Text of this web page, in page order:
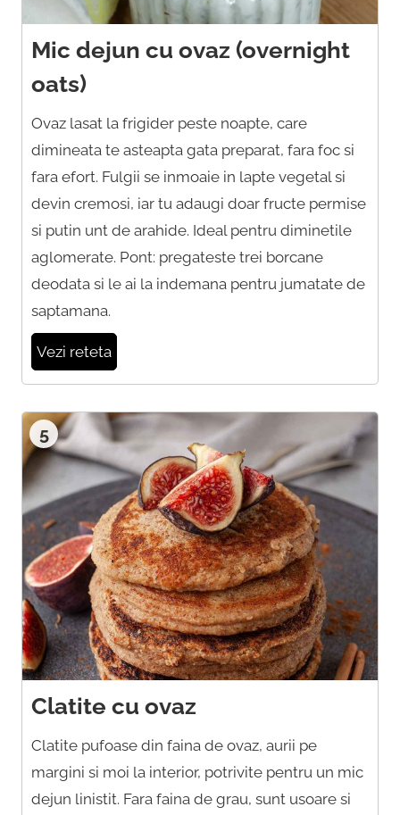
Mic dejun cu ovaz (overnight
oats)
Ovaz lasat la frigider peste noapte, care
dimineata te asteapta gata preparat, fara foc si
fara efort. Fulgii se inmoaie in lapte vegetal si
devin cremosi, iar tu adaugi doar fructe permise
si putin unt de arahide. Ideal pentru diminetile
aglomerate. Pont: pregateste trei borcane
deodata si le ai la indemana pentru jumatate de
saptamana.
Vezi reteta
5
Clatite cu ovaz
Clatite pufoase din faina de ovaz, aurii pe
margini si moi la interior, potrivite pentru un mic
dejun linistit. Fara faina de grau, sunt usoare si